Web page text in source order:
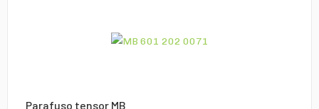
Parafuso tensor MB